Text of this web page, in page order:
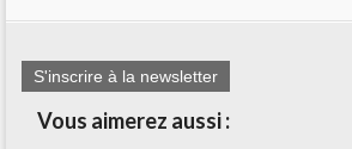
S'inscrire à la newsletter
Vous aimerez aussi :